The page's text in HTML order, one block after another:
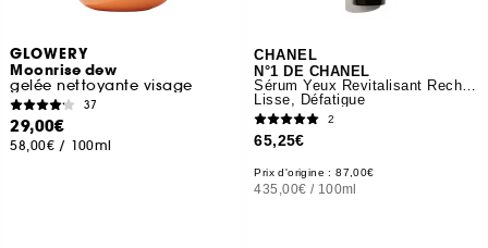
GLOWERY
Moonrise dew
gelée nettoyante visage
37
29,00€
58,00€ / 100ml
CHANEL
N°1 DE CHANEL
Sérum Yeux Revitalisant Recharge
Lisse, Défatigue
2
65,25€
Prix d'origine : 87,00€
435,00€ / 100ml